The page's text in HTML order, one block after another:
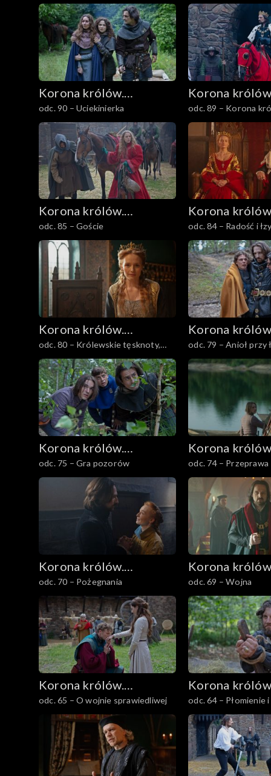
Korona królów.
Jagiellonowie
odc. 90 – Uciekinierka
Korona królów.
Jagiellonowie
odc. 89 – Korona
Korona królów.
Jagiellonowie
odc. 85 – Goście
Korona
Jagiellonowie
odc. 84 – Radość i łzy
Korona królów.
Jagiellonowie
odc. 80 – Królewskie tęsknoty,
ukryte skarby, panieńskie łzy
Korona
Jagiellonowie
odc. 79 – Anioł przy
Korona królów.
Jagiellonowie
odc. 75 – Gra pozorów
Korona
Jagiellonowie
odc. 74 – Przeprawa
Korona królów.
Jagiellonowie
odc. 70 – Pożegnania
Korona królów.
Jagiellonowie
odc. 69 – Wojna
Korona królów.
Jagiellonowie
odc. 65 – O wojnie sprawiedliwej
Korona królów.
Jagiellonowie
odc. 64 – Płomienie